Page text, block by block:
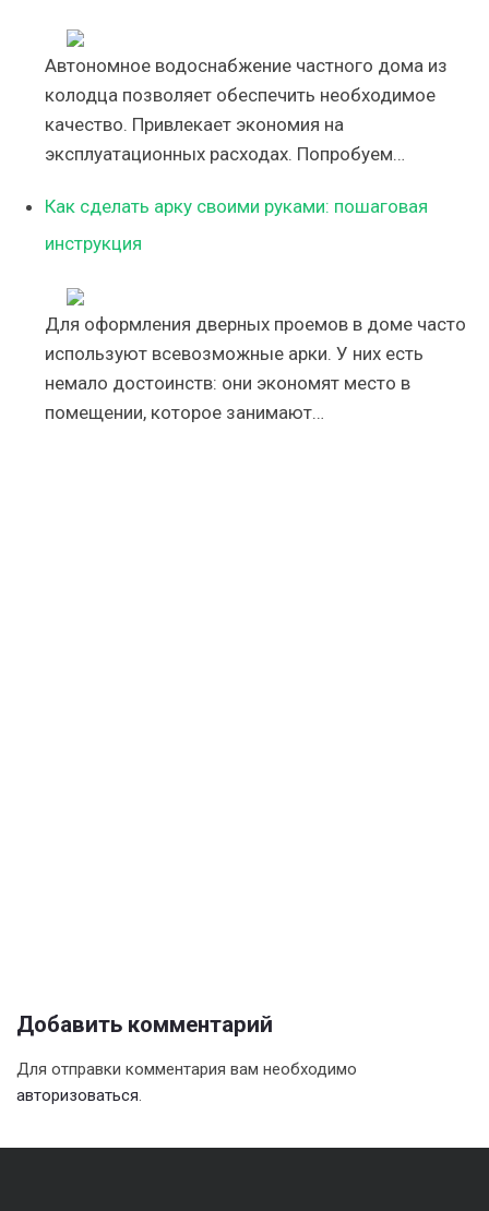
Автономное водоснабжение частного дома из
колодца позволяет обеспечить необходимое
качество. Привлекает экономия на
эксплуатационных расходах. Попробуем…
Как сделать арку своими руками: пошаговая
инструкция
Для оформления дверных проемов в доме часто
используют всевозможные арки. У них есть
немало достоинств: они экономят место в
помещении, которое занимают…
Добавить комментарий
Для отправки комментария вам необходимо
авторизоваться